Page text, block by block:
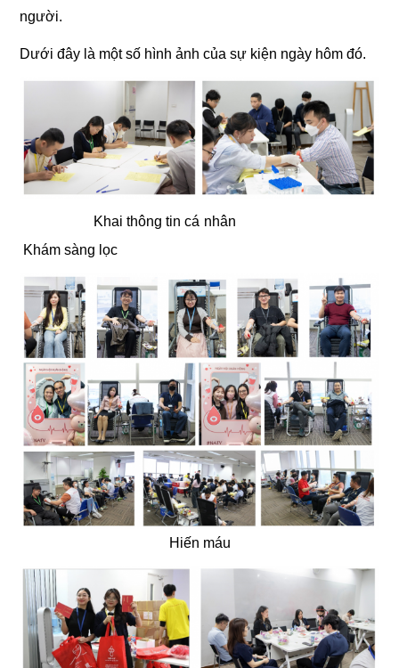
người.
Dưới đây là một số hình ảnh của sự kiện ngày hôm đó.
Khai thông tin cá nhân
Khám sàng lọc
Hiến máu